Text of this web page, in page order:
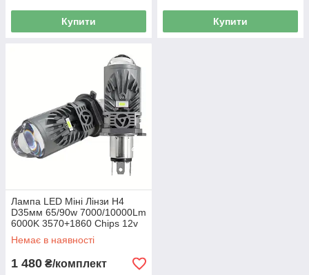
Купити Купити
Лампа LED Міні Лінзи H4
D35мм 65/90w 7000/10000Lm
6000K 3570+1860 Chips 12v
"M01P"
Немає в наявності
1 480 ₴/комплект